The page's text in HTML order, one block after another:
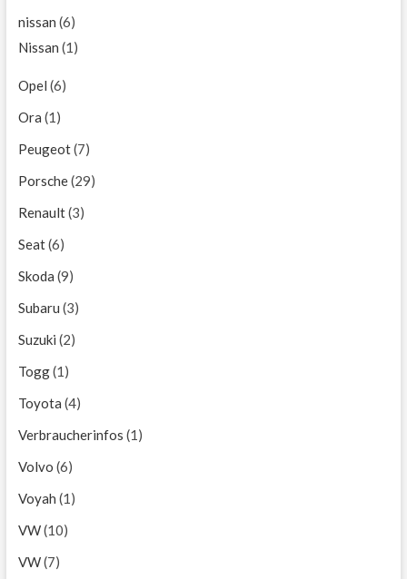
nissan (6)
Nissan (1)
Opel (6)
Ora (1)
Peugeot(7)
Porsche(29)
Renault(3)
Seat(6)
Skoda (9)
Subaru (3)
Suzuki (2)
Togg(1)
Toyota (4)
Verbraucherinfos (1)
Volvo (6)
Voyah (1)
VW(10)
VW(7)